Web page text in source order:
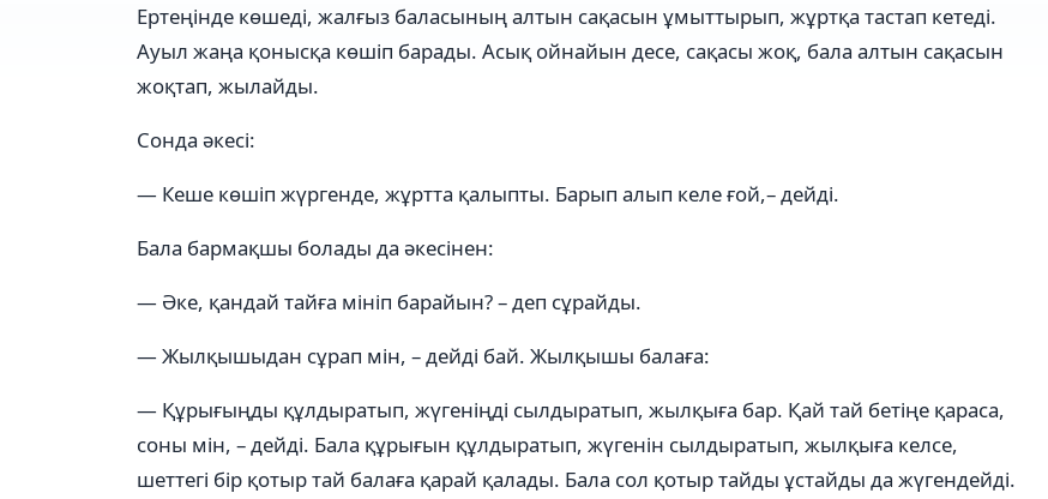
Ертеңінде көшеді, жалғыз баласының алтын сақасын ұмыттырып, жұртқа тастап кетеді.
Ауыл жаңа қонысқа көшіп барады. Асық ойнайын десе, сақасы жоқ, бала алтын сақасын
жоқтап, жылайды.
Сонда әкесі:
— Кеше көшіп жүргенде, жұртта қалыпты. Барып алып келе ғой,– дейді.
Бала бармақшы болады да әкесінен:
— Әке, қандай тайға мініп барайын? – деп сұрайды.
— Жылқышыдан сұрап мін, – дейді бай. Жылқышы балаға:
— Құрығыңды құлдыратып, жүгеніңді сылдыратып, жылқыға бар. Қай тай бетіңе қараса,
соны мін, – дейді. Бала құрығын құлдыратып, жүгенін сылдыратып, жылқыға келсе,
шеттегі бір қотыр тай балаға қарай қалады. Бала сол қотыр тайды ұстайды да жүгендейді.